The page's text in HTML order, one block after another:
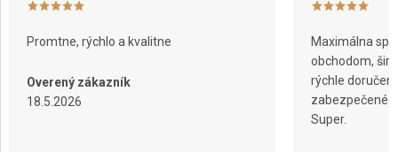
Promtne, rýchlo a kvalitne
Overený zákazník
18.5.2026
Maximálna
obchodom,
rýchle
zabezpečené
Super.